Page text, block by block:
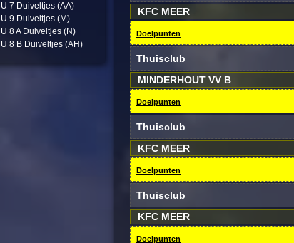
U 7 Duiveltjes (AA)
U 9 Duiveltjes (M)
U 8 A Duiveltjes (N)
U 8 B Duiveltjes (AH)
KFC MEER
Doelpunten
Thuisclub
MINDERHOUT VV B
Doelpunten
Thuisclub
KFC MEER
Doelpunten
Thuisclub
KFC MEER
Doelpunten